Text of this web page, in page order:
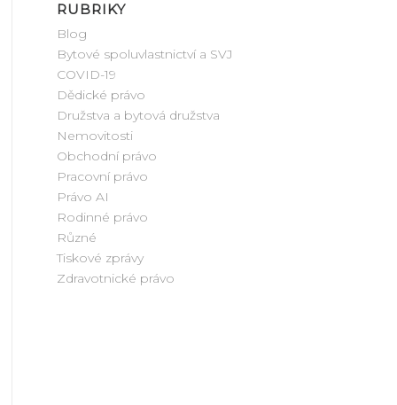
RUBRIKY
Blog
Bytové spoluvlastnictví a SVJ
COVID-19
Dědické právo
Družstva a bytová družstva
Nemovitosti
Obchodní právo
Pracovní právo
Právo AI
Rodinné právo
Různé
Tiskové zprávy
Zdravotnické právo